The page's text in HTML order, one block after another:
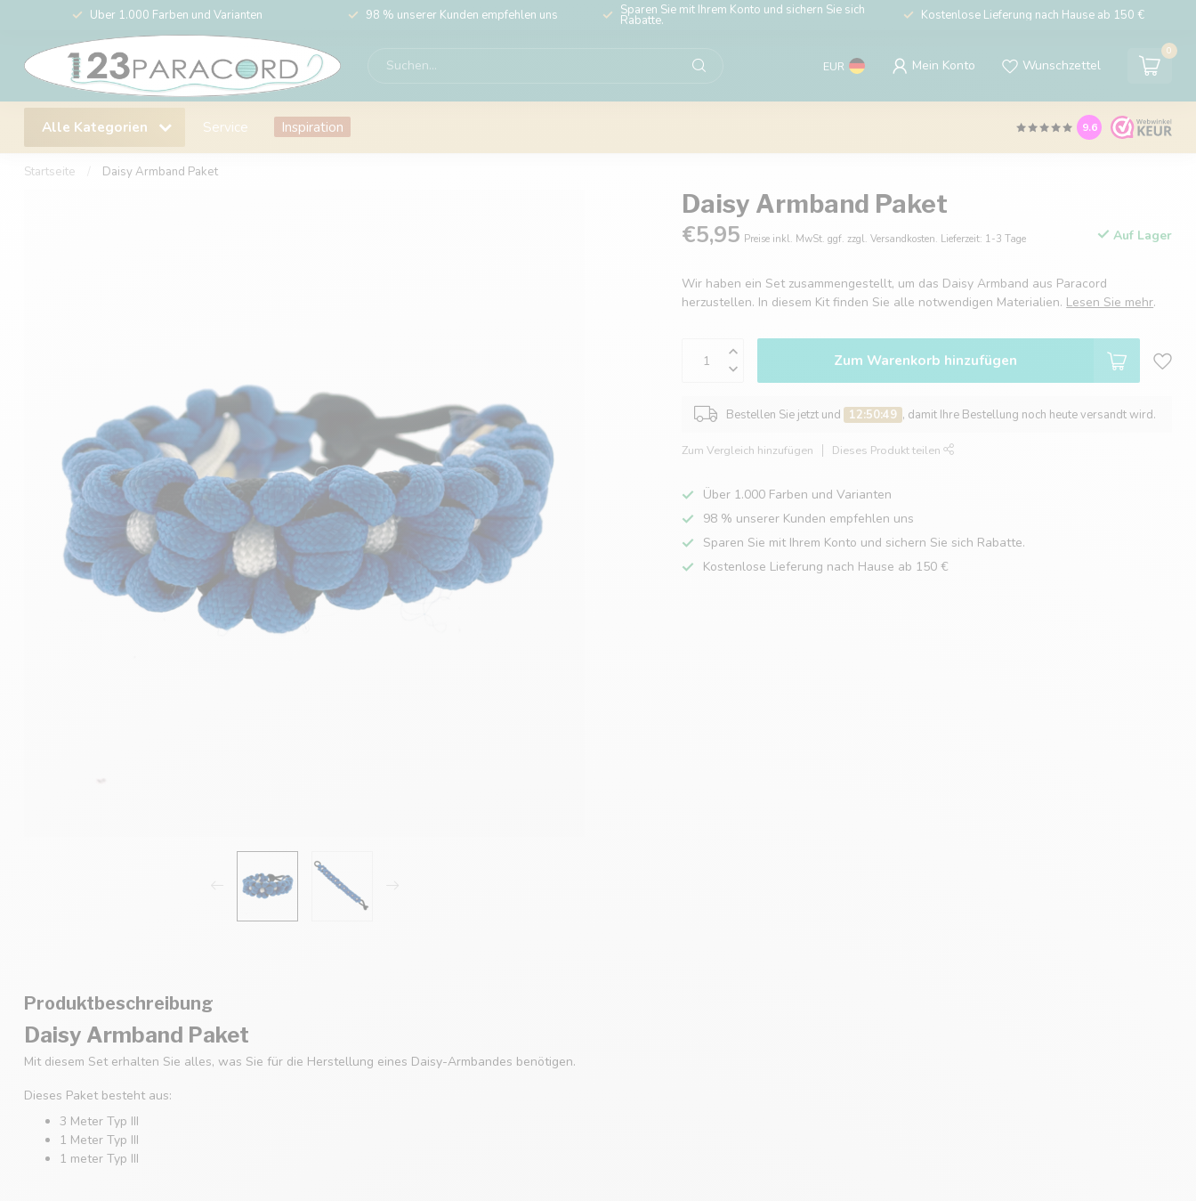
Über 1.000 Farben und Varianten 98 % unserer Kunden empfehlen uns Sparen Sie mit Ihrem Konto und sichern Sie sich
Rabatte. Kostenlose Lieferung nach Hause ab 150 €
EUR Mein Konto Wunschzettel
0
Alle Kategorien Service Inspiration 9.6
Startseite Daisy Armband Paket
Daisy Armband Paket
€5,95 Preise inkl. MwSt. ggf. zzgl. Versandkosten. Lieferzeit: 1-3 Tage Auf Lager
Wir haben ein Set zusammengestellt, um das Daisy Armband aus Paracord
herzustellen. In diesem Kit finden Sie alle notwendigen Materialien. Lesen Sie mehr.
Zum Warenkorb hinzufügen
Bestellen Sie jetzt und 12:50:48 , damit Ihre Bestellung noch heute versandt wird.
Zum Vergleich hinzufügen Dieses Produkt teilen
Über 1.000 Farben und Varianten
98 % unserer Kunden empfehlen uns
Sparen Sie mit Ihrem Konto und sichern Sie sich Rabatte.
Kostenlose Lieferung nach Hause ab 150 €
Produktbeschreibung
Daisy Armband Paket
Mit diesem Set erhalten Sie alles, was Sie für die Herstellung eines Daisy-Armbandes benötigen.
Dieses Paket besteht aus:
3 Meter Typ III
1 Meter Typ III
1 meter Typ III